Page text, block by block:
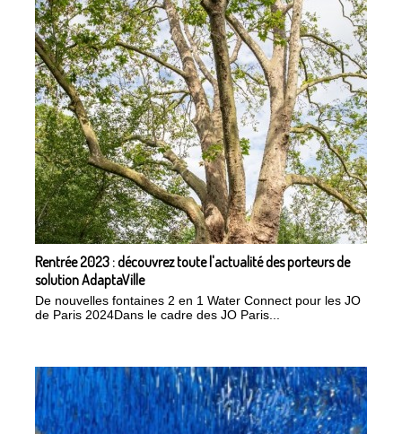
Rentrée 2023 : découvrez toute l'actualité des porteurs de
solution AdaptaVille
De nouvelles fontaines 2 en 1 Water Connect pour les JO
de Paris 2024Dans le cadre des JO Paris...